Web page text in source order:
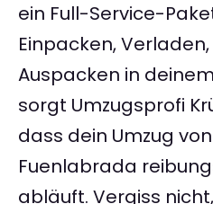
ein Full-Service-
Einpacken,
Auspacken in
sorgt Umzugsprofi
dass dein Umzug
Fuenlabrada
abläuft. Vergiss